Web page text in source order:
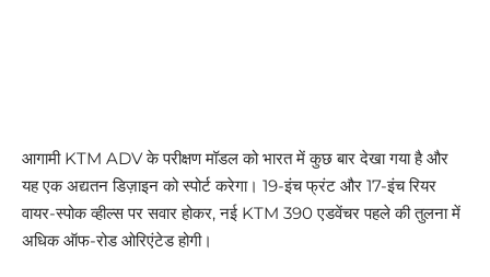
आगामी KTM ADV के परीक्षण मॉडल को भारत में कुछ बार देखा गया है और
यह एक अद्यतन डिज़ाइन को स्पोर्ट करेगा। 19-इंच फ्रंट और 17-इंच रियर
वायर-स्पोक व्हील्स पर सवार होकर, नई KTM 390 एडवेंचर पहले की तुलना में
अधिक ऑफ-रोड ओरिएंटेड होगी।